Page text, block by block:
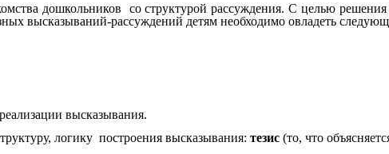
дошкольников со структурой рассуждения. С целью
высказываний-рассуждений детям необходимо овладеть
высказывания.
логику построения высказывания: тезис (то, что